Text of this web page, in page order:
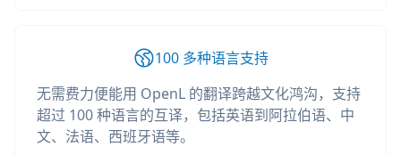
100 多种语言支持
无需费力便能用 OpenL 的翻译跨越文化鸿沟，支持
超过 100 种语言的互译，包括英语到阿拉伯语、中
文、法语、西班牙语等。